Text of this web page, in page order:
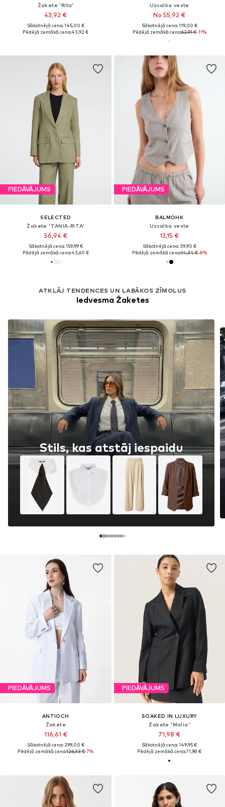
Žakete 'Rita'
43,92 €
Sākotnējā cena: 145,00 €
Pēdējā zemākā cena:43,92 €
Uzvalka veste
No 55,92 €
Sākotnējā cena: 119,00 €
Pēdējā zemākā cena:62,91 €-11%
PIEDĀVĀJUMS
SELECTED
Žakete 'TANIA-RITA'
56,94 €
Sākotnējā cena: 159,99 €
Pēdējā zemākā cena:43,60 €
PIEDĀVĀJUMS
BALMOHK
Uzvalka veste
13,15 €
Sākotnējā cena: 39,90 €
Pēdējā zemākā cena:14,34 €-8%
ATKLĀJ TENDENCES UN LABĀKOS ZĪMOLUS
Iedvesma Žaketes
Stils, kas atstāj iespaidu
PIEDĀVĀJUMS
ANTIOCH
Žakete
116,61 €
Sākotnējā cena: 299,00 €
Pēdējā zemākā cena:126,33 €-7%
PIEDĀVĀJUMS
SOAKED IN LUXURY
Žakete 'Malia'
71,98 €
Sākotnējā cena: 149,95 €
Pēdējā zemākā cena:71,98 €